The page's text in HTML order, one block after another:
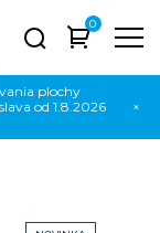
0
plochy
od 1.8.2026
×